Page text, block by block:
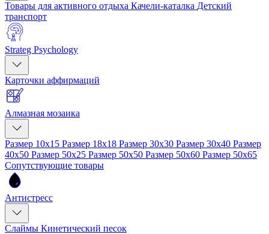
Товары для активного отдыха Качели-каталка Детский
транспорт
Strateg Psychology
Карточки аффирмаций
Алмазная мозаика
Размер 10x15 Размер 18x18 Размер 30x30 Размер 30x40 Размер
40x50 Размер 50x25 Размер 50x50 Размер 50x60 Размер 50x65
Сопутствующие товары
Антистресс
Слаймы Кинетический песок